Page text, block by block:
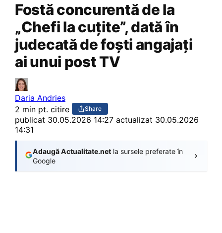
Fostă concurentă de la
„Chefi la cuțite”, dată în
judecată de foști angajați
ai unui post TV
Daria Andries
2 min pt. citire
Share
publicat 30.05.2026 14:27 actualizat 30.05.2026
14:31
Adaugă Actualitate.net la sursele preferate în
Google